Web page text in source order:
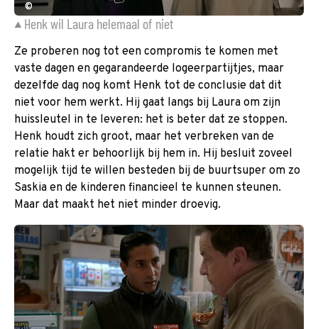
©
Henk wil Laura helemaal of niet
Ze proberen nog tot een compromis te komen met
vaste dagen en gegarandeerde logeerpartijtjes, maar
dezelfde dag nog komt Henk tot de conclusie dat dit
niet voor hem werkt. Hij gaat langs bij Laura om zijn
huissleutel in te leveren: het is beter dat ze stoppen.
Henk houdt zich groot, maar het verbreken van de
relatie hakt er behoorlijk bij hem in. Hij besluit zoveel
mogelijk tijd te willen besteden bij de buurtsuper om zo
Saskia en de kinderen financieel te kunnen steunen.
Maar dat maakt het niet minder droevig.